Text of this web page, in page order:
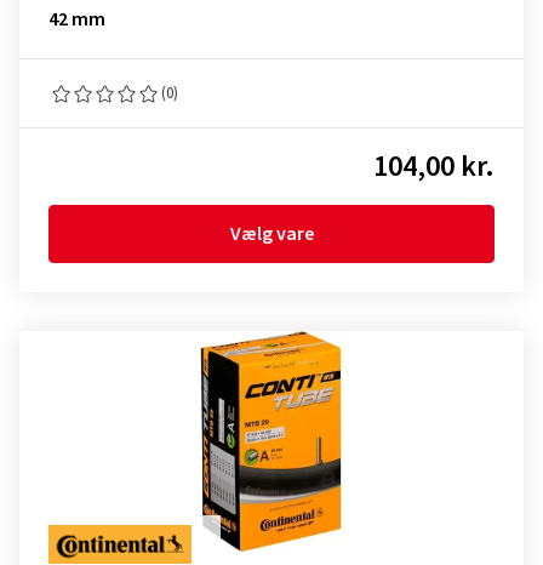
42 mm
(0)
104,00 kr.
Vælg vare